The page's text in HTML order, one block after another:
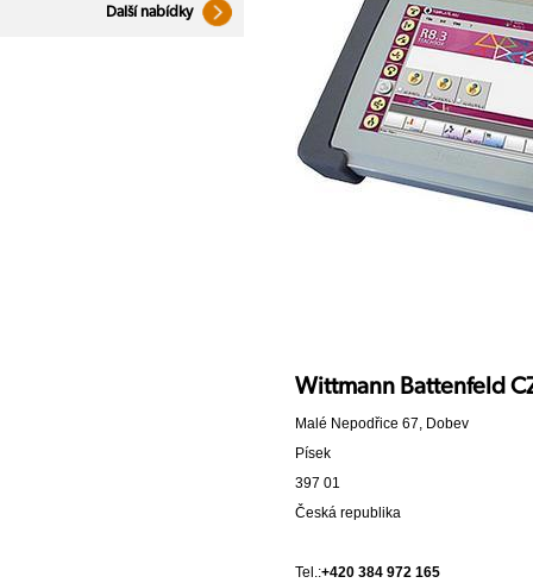
Další nabídky
Wittmann Battenfeld
Malé Nepodřice 67, Dobev
Písek
397 01
Česká republika
Tel.:+420 384 972 165